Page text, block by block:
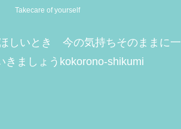
Takecare of yourself
しいとき 今の気持ちそのままに一
きましょうkokorono-shikumi